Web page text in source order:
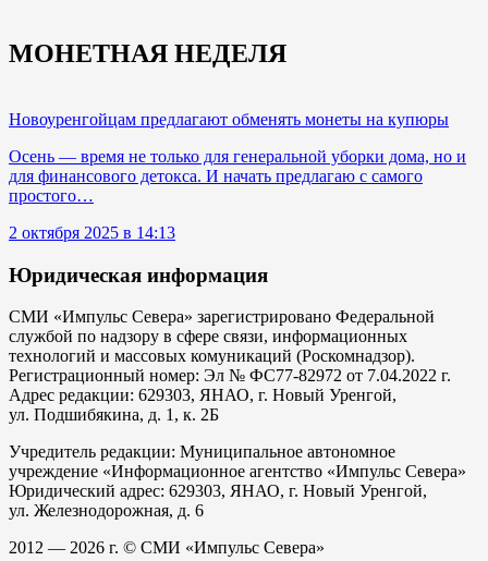
МОНЕТНАЯ НЕДЕЛЯ
Новоуренгойцам предлагают обменять монеты на купюры
Осень — время не только для генеральной уборки дома, но и
для финансового детокса. И начать предлагаю с самого
простого…
2 октября 2025 в 14:13
Юридическая информация
СМИ «Импульс Севера» зарегистрировано Федеральной
службой по надзору в сфере связи, информационных
технологий и массовых комуникаций (Роскомнадзор).
Регистрационный номер: Эл № ФС77-82972 от 7.04.2022 г.
Адрес редакции: 629303, ЯНАО, г. Новый Уренгой,
ул. Подшибякина, д. 1, к. 2Б
Учредитель редакции: Муниципальное автономное
учреждение «Информационное агентство «Импульс Севера»
Юридический адрес: 629303, ЯНАО, г. Новый Уренгой,
ул. Железнодорожная, д. 6
2012 — 2026 г. © СМИ «Импульс Севера»